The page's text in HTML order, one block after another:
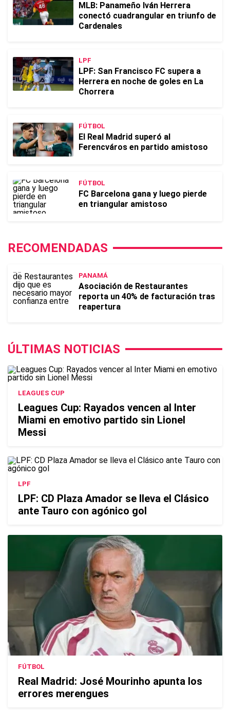
MLB: Panameño Iván Herrera
conectó cuadrangular en triunfo de
Cardenales
LPF
LPF: San Francisco FC supera a
Herrera en noche de goles en La
Chorrera
FÚTBOL
El Real Madrid superó al
Ferencváros en partido amistoso
FÚTBOL
FC Barcelona gana y luego pierde
en triangular amistoso
RECOMENDADAS
PANAMÁ
Asociación de Restaurantes
reporta un 40% de facturación tras
reapertura
ÚLTIMAS NOTICIAS
LEAGUES CUP
Leagues Cup: Rayados vencen al Inter
Miami en emotivo partido sin Lionel
Messi
LPF
LPF: CD Plaza Amador se lleva el Clásico
ante Tauro con agónico gol
FÚTBOL
Real Madrid: José Mourinho apunta los
errores merengues